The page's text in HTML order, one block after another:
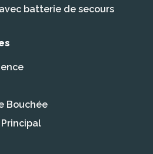
batterie de secours
Bouchée